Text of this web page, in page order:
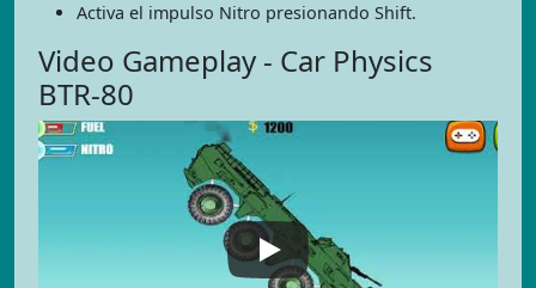
Activa el impulso Nitro presionando Shift.
Video Gameplay - Car Physics
BTR-80